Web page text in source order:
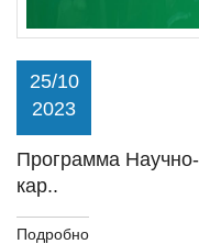
25/10
2023
Программа
кар..
Подробно